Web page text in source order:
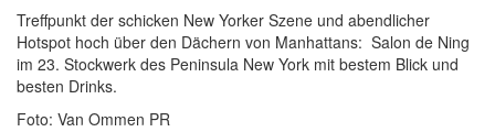
Treffpunkt der schicken New Yorker Szene und abendlicher
Hotspot hoch über den Dächern von Manhattans: Salon de Ning
im 23. Stockwerk des Peninsula New York mit bestem Blick und
besten Drinks.
Foto: Van Ommen PR